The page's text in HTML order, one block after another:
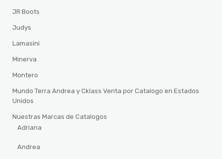
JR Boots
Judys
Lamasini
Minerva
Montero
Mundo Terra Andrea y Cklass Venta por Catalogo en Estados
Unidos
Nuestras Marcas de Catalogos
Adriana
Andrea